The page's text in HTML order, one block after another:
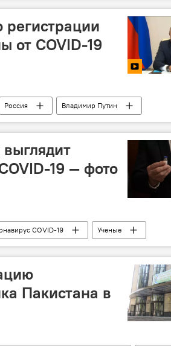
от COVID-19
Россия Владимир Путин
19 — фото
COVID-19
Ученые
Пакистана в